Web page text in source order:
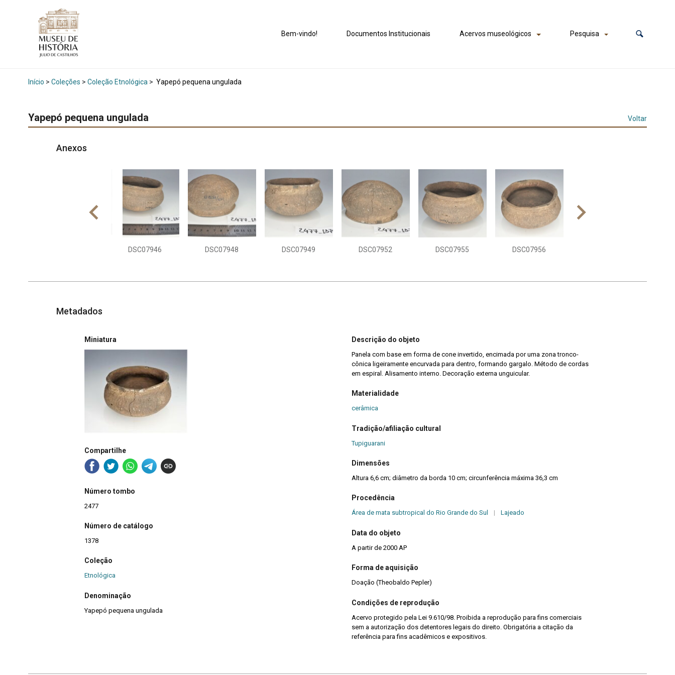
Bem-vindo! Documentos Institucionais Acervos museológicos Pesquisa
Início > Coleções > Coleção Etnológica > Yapepó pequena ungulada
Yapepó pequena ungulada Voltar
Anexos
DSC07946 DSC07948 DSC07949 DSC07952 DSC07955 DSC07956
Metadados
Miniatura
Compartilhe
Número tombo
2477
Número de catálogo
1378
Coleção
Etnológica
Denominação
Yapepó pequena ungulada
Descrição do objeto
Panela com base em forma de cone invertido, encimada por uma zona tronco-
cônica ligeiramente encurvada para dentro, formando gargalo. Método de cordas
em espiral. Alisamento interno. Decoração externa unguicular.
Materialidade
cerâmica
Tradição/afiliação cultural
Tupiguarani
Dimensões
Altura 6,6 cm; diâmetro da borda 10 cm; circunferência máxima 36,3 cm
Procedência
Área de mata subtropical do Rio Grande do Sul | Lajeado
Data do objeto
A partir de 2000 AP
Forma de aquisição
Doação (Theobaldo Pepler)
Condições de reprodução
Acervo protegido pela Lei 9.610/98. Proibida a reprodução para fins comerciais
sem a autorização dos detentores legais do direito. Obrigatória a citação da
referência para fins acadêmicos e expositivos.